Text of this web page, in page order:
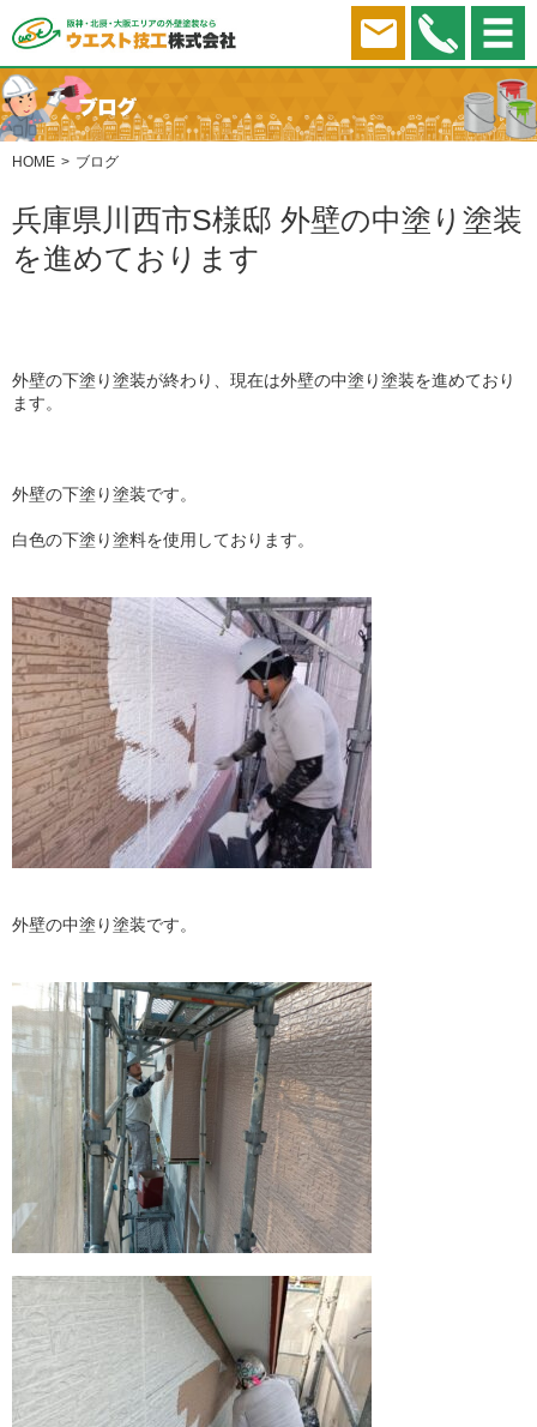
HOME ブログ
兵庫県川西市S様邸 外壁の中塗り塗装
を進めております
外壁の下塗り塗装が終わり、現在は外壁の中塗り塗装を進めており
ます。
外壁の下塗り塗装です。
白色の下塗り塗料を使用しております。
外壁の中塗り塗装です。